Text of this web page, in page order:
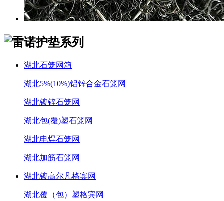
湖北石笼网箱
湖北5%(10%)铝锌合金石笼网
湖北镀锌石笼网
湖北包(覆)塑石笼网
湖北电焊石笼网
湖北加筋石笼网
湖北镀高尔凡格宾网
湖北覆（包）塑格宾网